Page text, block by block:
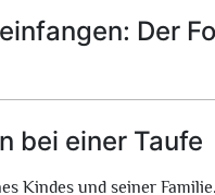
Der
bei einer Taufe
Kindes und seiner